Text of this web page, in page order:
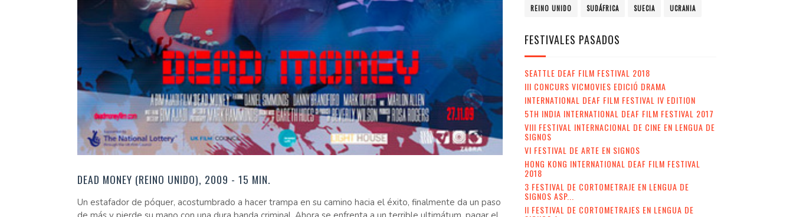
DEAD MONEY (REINO UNIDO), 2009 - 15 MIN.
Un estafador de póquer, acostumbrado a hacer trampa en su camino hacia el éxito, finalmente da un paso
REINO UNIDO SUDÁFRICA SUECIA UCRANIA
FESTIVALES PASADOS
SEATTLE DEAF FILM FESTIVAL 2018
III CONCURS VICMOVIES EDICIÓ DRAMA
INTERNATIONAL DEAF FILM FESTIVAL IV EDITION
5TH INDIA INTERNATIONAL DEAF FILM FESTIVAL 2017
VIII FESTIVAL INTERNACIONAL DE CINE EN LENGUA DE
SIGNOS
VI FESTIVAL DE ARTE EN SIGNOS
HONG KONG INTERNATIONAL DEAF FILM FESTIVAL
2018
3 FESTIVAL DE CORTOMETRAJE EN LENGUA DE
SIGNOS ASP...
II FESTIVAL DE CORTOMETRAJES EN LENGUA DE